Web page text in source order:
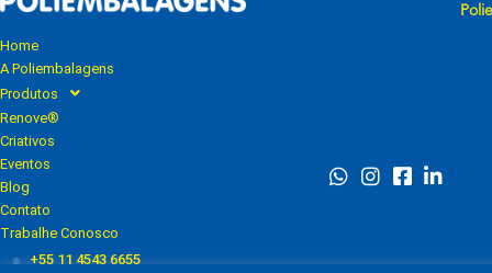
Home
A Poliembalagens
Produtos
Renove®
Criativos
Eventos
Blog
Contato
Trabalhe Conosco
+55 11 4543 6655